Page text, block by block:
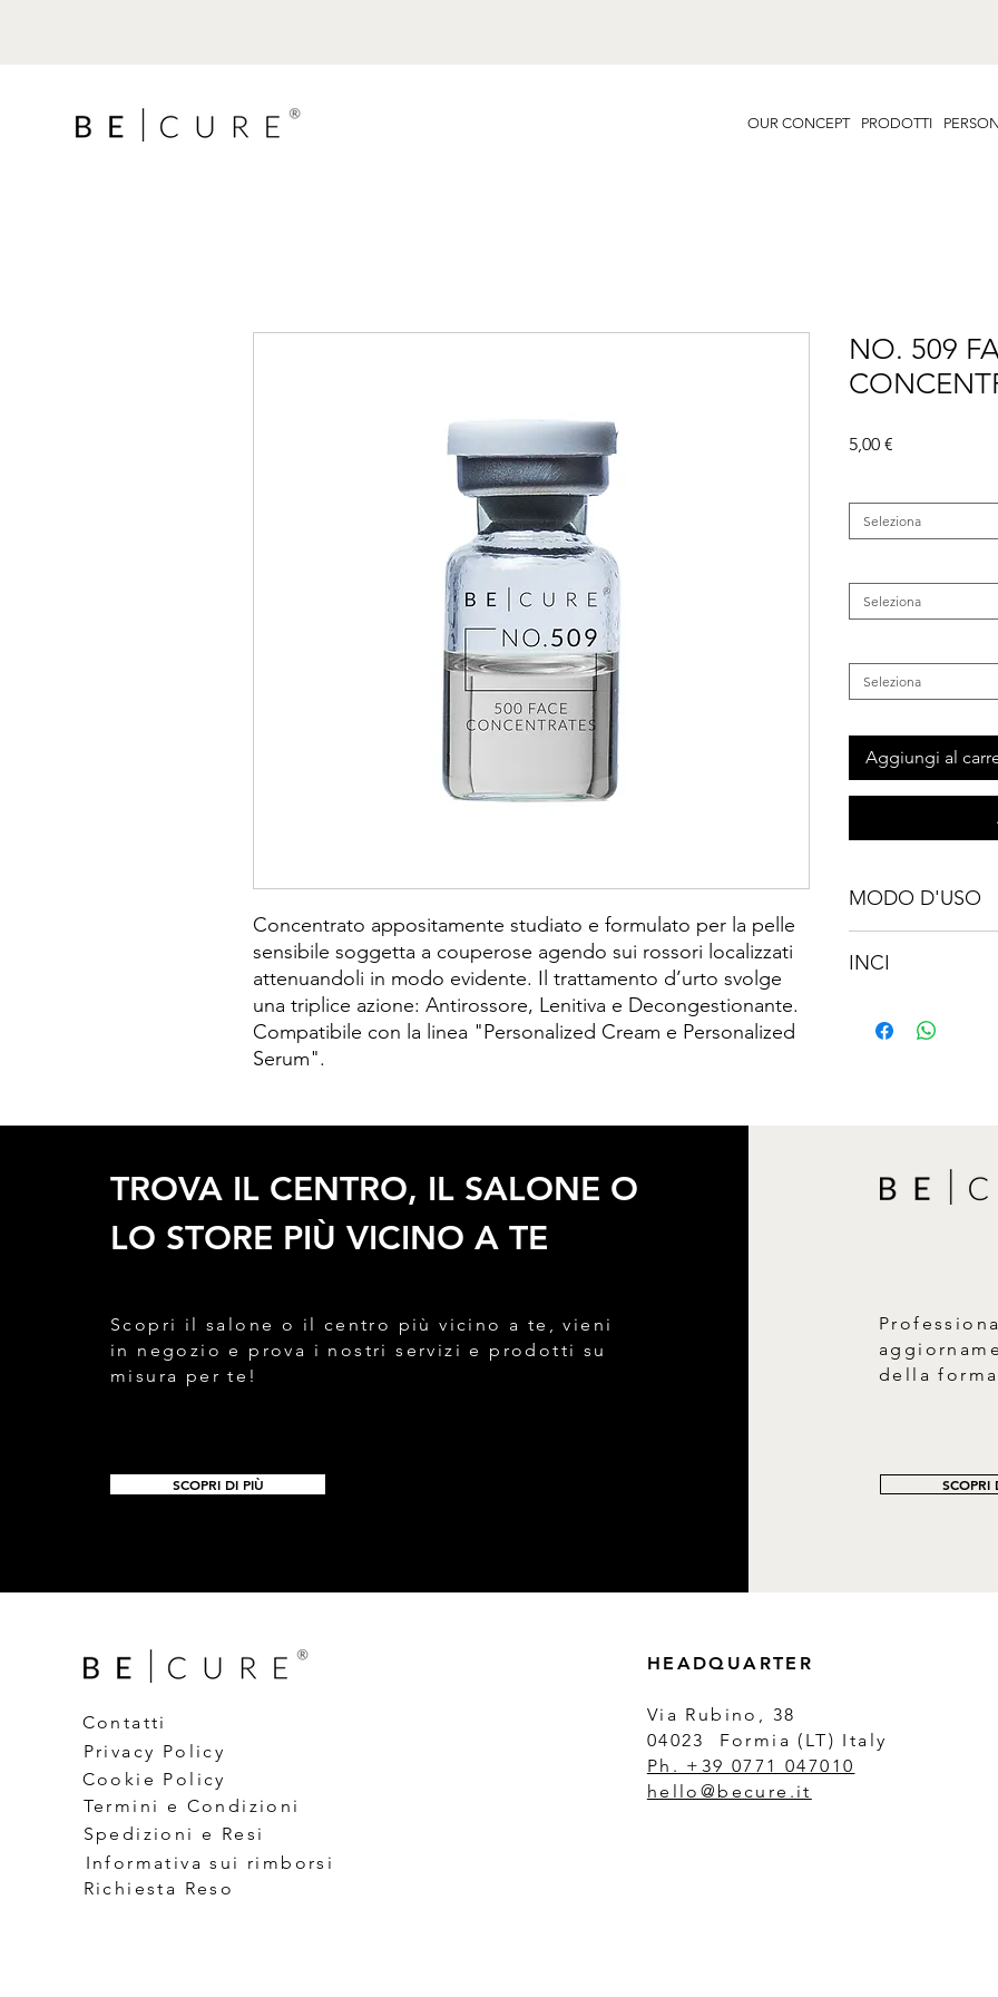
OUR CONCEPT PRODOTTI
Concentrato appositamente studiato e formulato per la pelle
sensibile soggetta a couperose agendo sui rossori localizzati
attenuandoli in modo evidente. Il trattamento d’urto svolge
una triplice azione: Antirossore, Lenitiva e Decongestionante.
Compatibile con la linea "Personalized Cream e Personalized
Serum".
NO. 509
5,00 €
Seleziona
Seleziona
Seleziona
Aggiungi al
MODO D'USO
"Personalized
INCI
Sodium
TROVA IL CENTRO, IL SALONE O
LO STORE PIÙ VICINO A TE
Scopri il salone o il centro più vicino a te, vieni
in negozio e prova i nostri servizi e prodotti su
misura per te!
SCOPRI DI PIÙ
della
SCOPRI
Contatti
Privacy Policy
Cookie Policy
Termini e Condizioni
Spedizioni e Resi
Informativa sui rimborsi
Richiesta Reso
HEADQUARTER
Via Rubino, 38
04023 Formia (LT) Italy
Ph. +39 0771 047010
hello@becure.it